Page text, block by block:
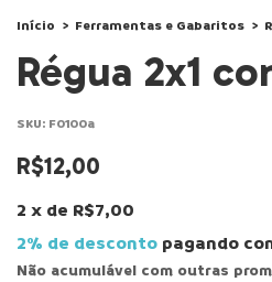
Início > Ferramentas e Gabaritos >
Régua 2x1
SKU: F0100a
R$12,00
2 x de R$7,00
2% de desconto pagando
Não acumulável com outras